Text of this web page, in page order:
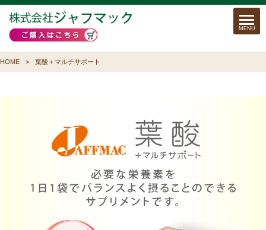
HOME 葉酸＋マルチサポート